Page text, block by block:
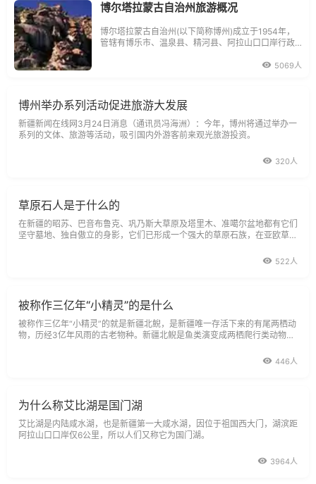
博尔塔拉蒙古自治州旅游概况
博尔塔拉蒙古自治州(以下简称博州)成立于1954年，
管辖有博乐市、温泉县、精河县、阿拉山口口岸行政
5069人
博州举办系列活动促进旅游大发展
新疆新闻在线网3月24日消息（通讯员冯海洲）：今年，博州将通过举办一
系列的文体、旅游等活动，吸引国内外游客前来观光旅游投资。
320人
草原石人是于什么的
在新疆的昭苏、巴音布鲁克、巩乃斯大草原及塔里木、准噶尔盆地都有它们
坚守墓地、独自傲立的身影，它们已形成一个强大的草原石族，在亚欧草原
522人
被称作三亿年“小精灵”的是什么
被称作三亿年“小精灵”的就是新疆北鲵，是新疆唯一存活下来的有尾两栖动
物，历经3亿年风雨的古老物种。新疆北鲵是鱼类演变成两栖爬行类动物的
446人
为什么称艾比湖是国门湖
艾比湖是内陆咸水湖，也是新疆第一大咸水湖，因位于祖国西大门，湖滨距
阿拉山口口岸仅6公里，所以人们又称它为国门湖。
3964人